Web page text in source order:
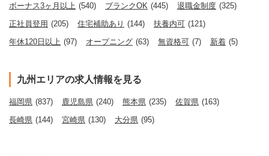
ボーナス3ヶ月以上 (540) ブランクOK (445) 退職金制度 (325)
正社員登用 (205) 住宅補助あり (144) 扶養内可 (121)
年休120日以上 (97) オープニング (63) 無資格可 (7) 新着 (5)
九州エリアの求人情報を見る
福岡県 (837) 鹿児島県 (240) 熊本県 (235) 佐賀県 (163)
長崎県 (144) 宮崎県 (130) 大分県 (95)